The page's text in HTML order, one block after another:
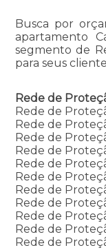
Busca por
apartamento
segmento de
para seus
Rede de
Rede de
Rede de
Rede de
Rede de
Rede de
Rede de
Rede de
Rede de
Rede de
Rede de
Rede de